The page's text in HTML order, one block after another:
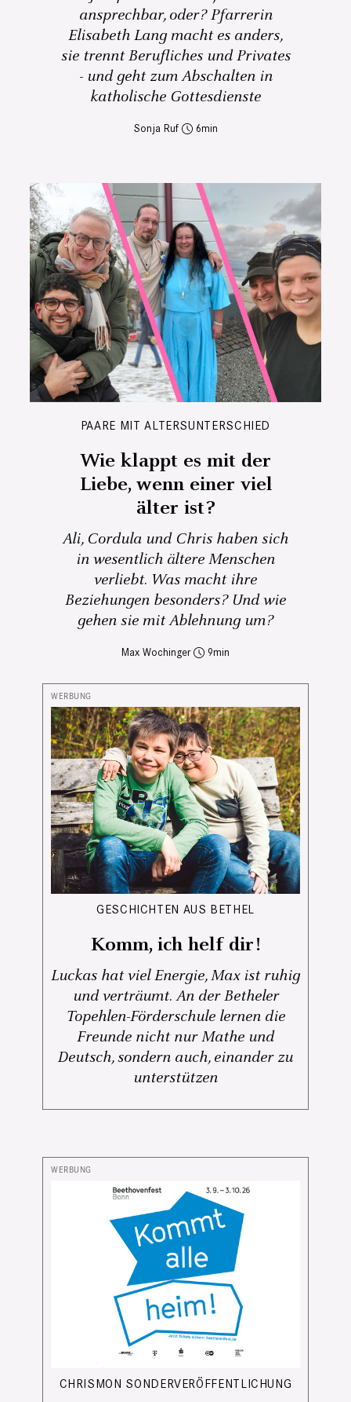
ansprechbar, oder? Pfarrerin
Elisabeth Lang macht es anders,
sie trennt Berufliches und Privates
- und geht zum Abschalten in
katholische Gottesdienste
Sonja Ruf 6
PAARE MIT ALTERSUNTERSCHIED
Wie klappt es mit der
Liebe, wenn einer viel
älter ist?
Ali, Cordula und Chris haben sich
in wesentlich ältere Menschen
verliebt. Was macht ihre
Beziehungen besonders? Und wie
gehen sie mit Ablehnung um?
Max Wochinger 9
GESCHICHTEN AUS BETHEL
Komm, ich helf dir!
Luckas hat viel Energie, Max ist ruhig
und verträumt. An der Betheler
Topehlen-Förderschule lernen die
Freunde nicht nur Mathe und
Deutsch, sondern auch, einander zu
unterstützen
CHRISMON SONDERVERÖFFENTLICHUNG